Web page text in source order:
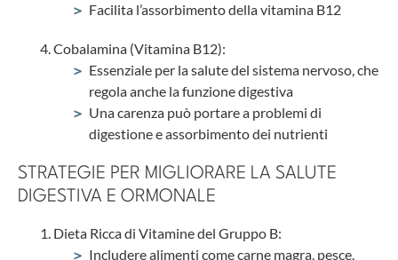
Facilita l’assorbimento della vitamina B12
Cobalamina (Vitamina B12):
Essenziale per la salute del sistema nervoso, che
regola anche la funzione digestiva
Una carenza può portare a problemi di
digestione e assorbimento dei nutrienti
STRATEGIE PER MIGLIORARE LA SALUTE
DIGESTIVA E ORMONALE
Dieta Ricca di Vitamine del Gruppo B:
Includere alimenti come carne magra, pesce,